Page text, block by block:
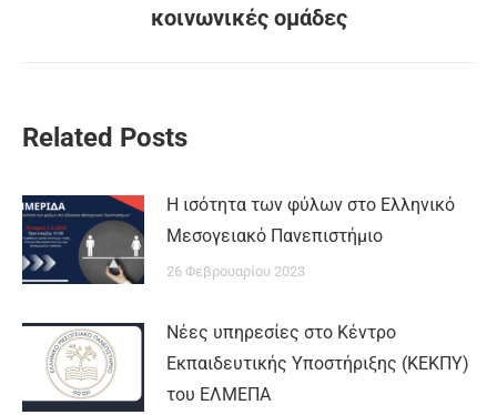
κοινωνικές ομάδες
Related Posts
Η ισότητα των φύλων στο Ελληνικό
Μεσογειακό Πανεπιστήμιο
26 Φεβρουαρίου 2023
Νέες υπηρεσίες στο Κέντρο
Εκπαιδευτικής Υποστήριξης (ΚΕΚΠΥ)
του ΕΛΜΕΠΑ